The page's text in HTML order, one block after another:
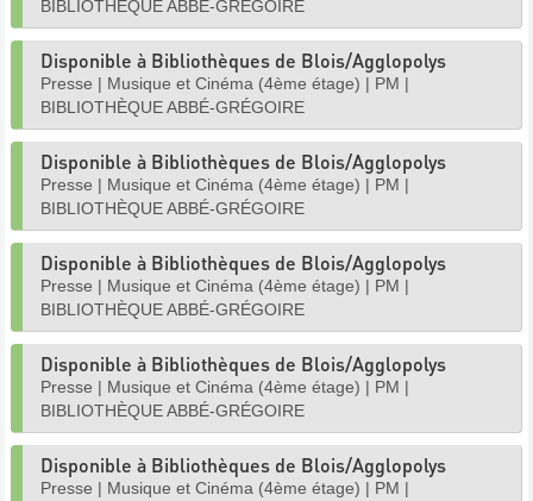
BIBLIOTHÈQUE ABBÉ-GRÉGOIRE
Disponible à Bibliothèques de Blois/Agglopolys
Presse | Musique et Cinéma (4ème étage) | PM |
BIBLIOTHÈQUE ABBÉ-GRÉGOIRE
Disponible à Bibliothèques de Blois/Agglopolys
Presse | Musique et Cinéma (4ème étage) | PM |
BIBLIOTHÈQUE ABBÉ-GRÉGOIRE
Disponible à Bibliothèques de Blois/Agglopolys
Presse | Musique et Cinéma (4ème étage) | PM |
BIBLIOTHÈQUE ABBÉ-GRÉGOIRE
Disponible à Bibliothèques de Blois/Agglopolys
Presse | Musique et Cinéma (4ème étage) | PM |
BIBLIOTHÈQUE ABBÉ-GRÉGOIRE
Disponible à Bibliothèques de Blois/Agglopolys
Presse | Musique et Cinéma (4ème étage) | PM |